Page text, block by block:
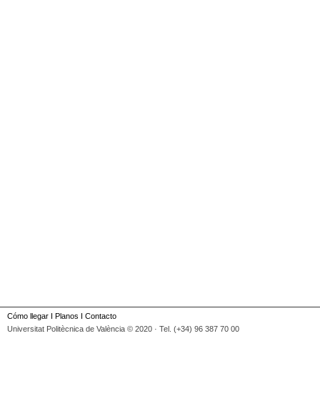
Cómo llegar I Planos I Contacto
Universitat Politècnica de València © 2020 · Tel. (+34) 96 387 70 00